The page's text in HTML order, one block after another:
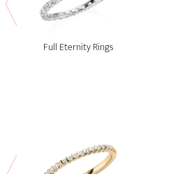
Full Eternity Rings